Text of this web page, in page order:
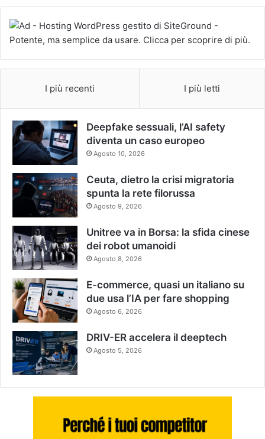
I più recenti I più letti
Deepfake sessuali, l’AI safety
diventa un caso europeo
Agosto 10, 2026
Ceuta, dietro la crisi migratoria
spunta la rete filorussa
Agosto 9, 2026
Unitree va in Borsa: la sfida cinese
dei robot umanoidi
Agosto 8, 2026
E-commerce, quasi un italiano su
due usa l’IA per fare shopping
Agosto 6, 2026
DRIV-ER accelera il deeptech
Agosto 5, 2026